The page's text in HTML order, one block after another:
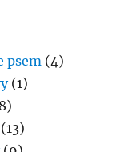
psem (4)
(1)
(13)